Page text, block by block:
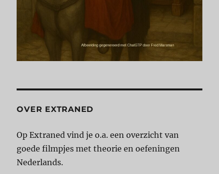
OVER EXTRANED
Op Extraned vind je o.a. een overzicht van
goede filmpjes met theorie en oefeningen
Nederlands.